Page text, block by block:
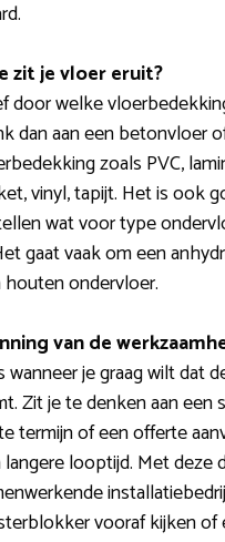
zit je vloer eruit?
door welke
dan aan een betonvloer
zoals PVC,
vinyl, tapijt. Het is ook
wat voor type
gaat vaak om een
ondervloer.
van de
wanneer je graag wilt dat
Zit je te denken aan een
termijn of een offerte
looptijd. Met deze
vooraf kijken of